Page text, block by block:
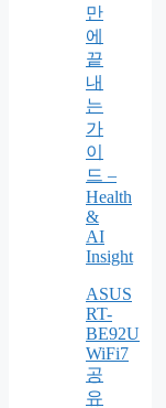
만
에
끝
내
는
가
이
드 –
Health
&
AI
Insight
ASUS
RT-
BE92U
WiFi7
공
유